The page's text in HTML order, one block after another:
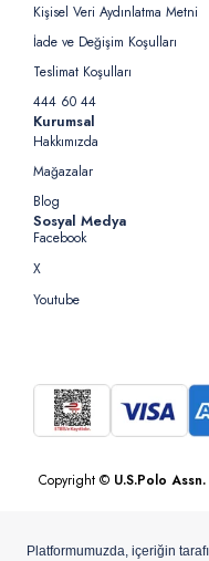
Kişisel Veri Aydınlatma Metni
İade ve Değişim Koşulları
Teslimat Koşulları
444 60 44
Kurumsal
Hakkımızda
Mağazalar
Blog
Sosyal Medya
Facebook
X
Youtube
Copyright © U.S.Polo Assn.